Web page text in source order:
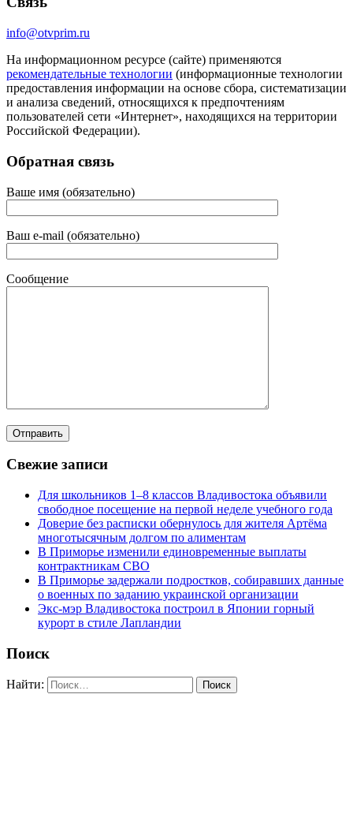
info@otvprim.ru
На информационном ресурсе (сайте) применяются
рекомендательные технологии (информационные технологии
предоставления информации на основе сбора, систематизации
и анализа сведений, относящихся к предпочтениям
пользователей сети «Интернет», находящихся на территории
Российской Федерации).
Обратная связь
Ваше имя (обязательно)
Ваш e-mail (обязательно)
Сообщение
Свежие записи
Для школьников 1–8 классов Владивостока объявили
свободное посещение на первой неделе учебного года
Доверие без расписки обернулось для жителя Артёма
многотысячным долгом по алиментам
В Приморье изменили единовременные выплаты
контрактникам СВО
В Приморье задержали подростков, собиравших данные
о военных по заданию украинской организации
Экс-мэр Владивостока построил в Японии горный
курорт в стиле Лапландии
Поиск
Найти: